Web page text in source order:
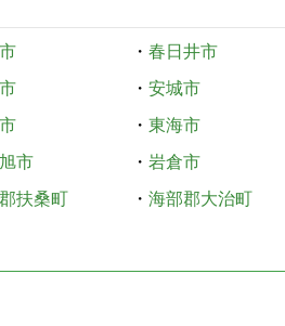
・ 春日井市
・ 安城市
・ 東海市
市
・ 岩倉市
扶桑町
・ 海部郡大治町